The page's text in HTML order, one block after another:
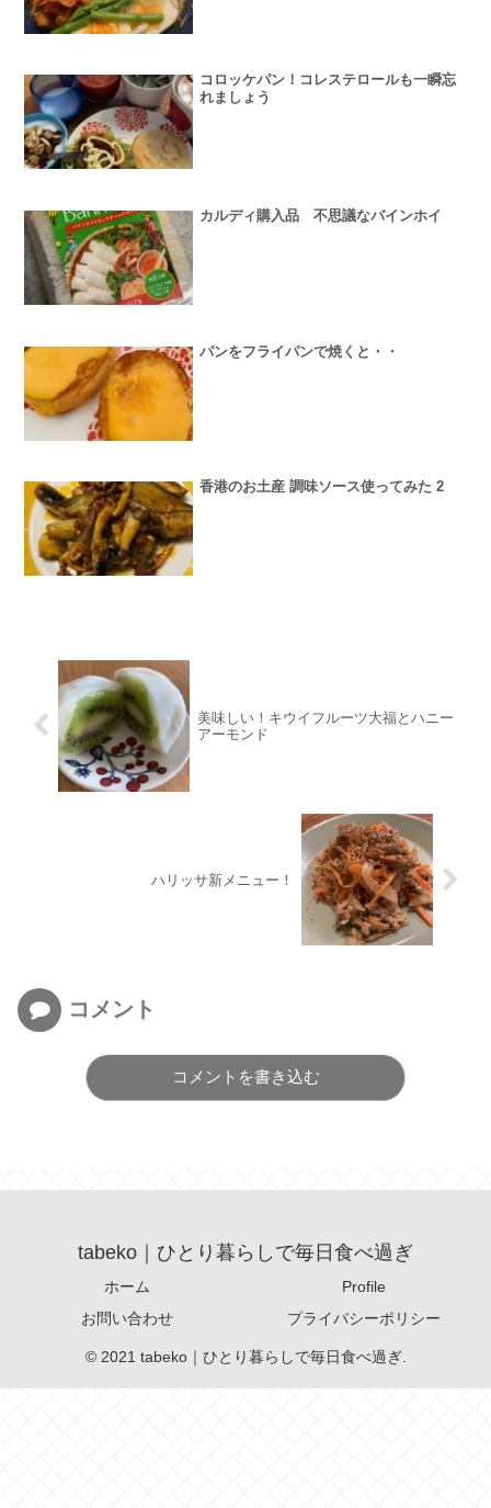
コロッケパン！コレステロールも一瞬忘
れましょう
カルディ購入品 不思議なバインホイ
パンをフライパンで焼くと・・
香港のお土産 調味ソース使ってみた 2
美味しい！キウイフルーツ大福とハニー
アーモンド
ハリッサ新メニュー！
コメント
コメントを書き込む
tabeko｜ひとり暮らしで毎日食べ過ぎ
ホーム
Profile
お問い合わせ
プライバシーポリシー
© 2021 tabeko｜ひとり暮らしで毎日食べ過ぎ.